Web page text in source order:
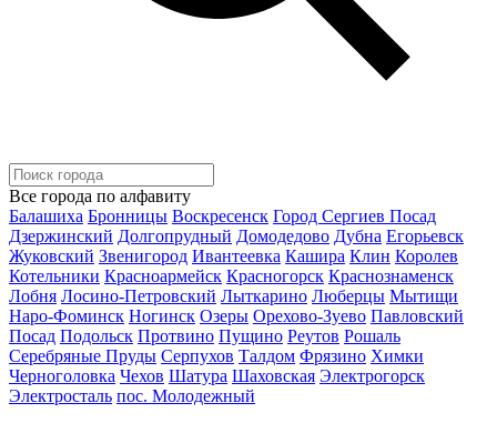
Все города по алфавиту
Балашиха Бронницы Воскресенск Город Сергиев Посад
Дзержинский Долгопрудный Домодедово Дубна Егорьевск
Жуковский Звенигород Ивантеевка Кашира Клин Королев
Котельники Красноармейск Красногорск Краснознаменск
Лобня Лосино-Петровский Лыткарино Люберцы Мытищи
Наро-Фоминск Ногинск Озеры Орехово-Зуево Павловский
Посад Подольск Протвино Пущино Реутов Рошаль
Серебряные Пруды Серпухов Талдом Фрязино Химки
Черноголовка Чехов Шатура Шаховская Электрогорск
Электросталь пос. Молодежный